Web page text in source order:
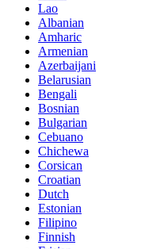
Lao
Albanian
Amharic
Armenian
Azerbaijani
Belarusian
Bengali
Bosnian
Bulgarian
Cebuano
Chichewa
Corsican
Croatian
Dutch
Estonian
Filipino
Finnish